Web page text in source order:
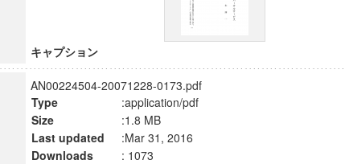
キャプション
AN00224504-20071228-0173.pdf
Type
:application/pdf
Size
:1.8 MB
Last updated
:Mar 31, 2016
Downloads
: 1073